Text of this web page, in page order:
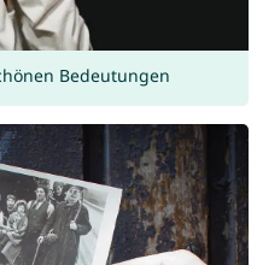
Bedeutungen